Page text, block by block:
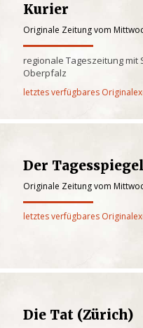
Kurier
Originale Zeitung vom
regionale Tageszeitung mit
Oberpfalz
letztes verfügbares
Der
Originale Zeitung vom
letztes verfügbares
Die Tat (Zürich)